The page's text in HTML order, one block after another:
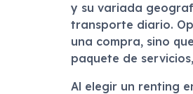
y su variada
transporte diario.
una compra, sino
paquete de
Al elegir un renting